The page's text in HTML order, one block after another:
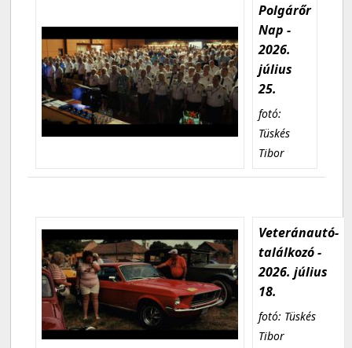
Polgárőr
Nap -
2026.
július
25.
fotó:
Tüskés
Tibor
Veteránautó-
találkozó -
2026. július
18.
fotó: Tüskés
Tibor